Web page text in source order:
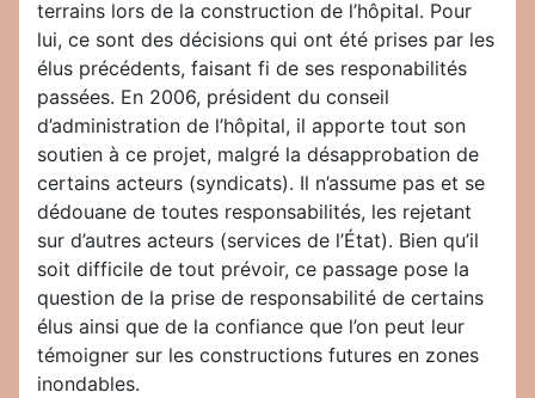
terrains lors de la construction de l’hôpital. Pour
lui, ce sont des décisions qui ont été prises par les
élus précédents, faisant fi de ses responabilités
passées. En 2006, président du conseil
d’administration de l’hôpital, il apporte tout son
soutien à ce projet, malgré la désapprobation de
certains acteurs (syndicats). Il n’assume pas et se
dédouane de toutes responsabilités, les rejetant
sur d’autres acteurs (services de l’État). Bien qu’il
soit difficile de tout prévoir, ce passage pose la
question de la prise de responsabilité de certains
élus ainsi que de la confiance que l’on peut leur
témoigner sur les constructions futures en zones
inondables.